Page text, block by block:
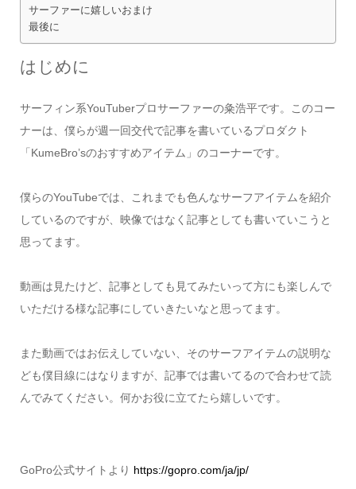
サーファーに嬉しいおまけ
最後に
はじめに
サーフィン系YouTuberプロサーファーの粂浩平です。このコー
ナーは、僕らが週一回交代で記事を書いているプロダクト
「KumeBro’sのおすすめアイテム」のコーナーです。
僕らのYouTubeでは、これまでも色んなサーフアイテムを紹介
しているのですが、映像ではなく記事としても書いていこうと
思ってます。
動画は見たけど、記事としても見てみたいって方にも楽しんで
いただける様な記事にしていきたいなと思ってます。
また動画ではお伝えしていない、そのサーフアイテムの説明な
ども僕目線にはなりますが、記事では書いてるので合わせて読
んでみてください。何かお役に立てたら嬉しいです。
GoPro公式サイトより https://gopro.com/ja/jp/